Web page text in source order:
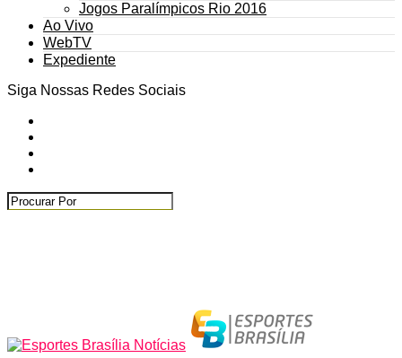
Jogos Paralímpicos Rio 2016
Ao Vivo
WebTV
Expediente
Siga Nossas Redes Sociais